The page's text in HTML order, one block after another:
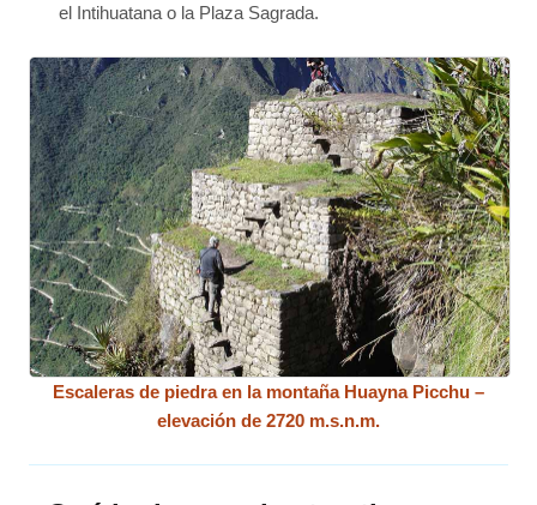
el Intihuatana o la Plaza Sagrada.
Escaleras de piedra en la montaña Huayna Picchu –
elevación de 2720 m.s.n.m.